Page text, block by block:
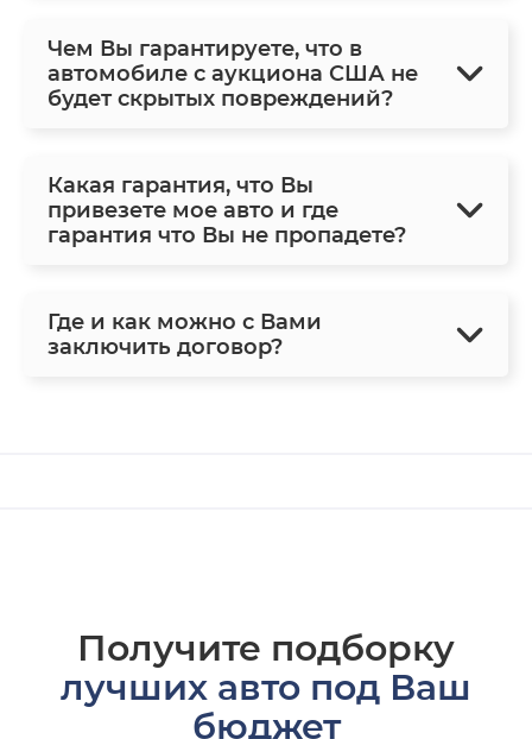
Чем Вы гарантируете, что в
автомобиле с аукциона США не
будет скрытых повреждений?
Какая гарантия, что Вы
привезете мое авто и где
гарантия что Вы не пропадете?
Где и как можно с Вами
заключить договор?
Получите подборку
лучших авто под Ваш
бюджет